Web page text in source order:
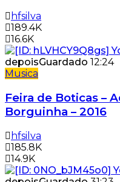
hfsilva
189.4K
16.6K
depoisGuardado 12:24
Musica
Feira de Boticas –
Borguinha – 2016
hfsilva
185.8K
14.9K